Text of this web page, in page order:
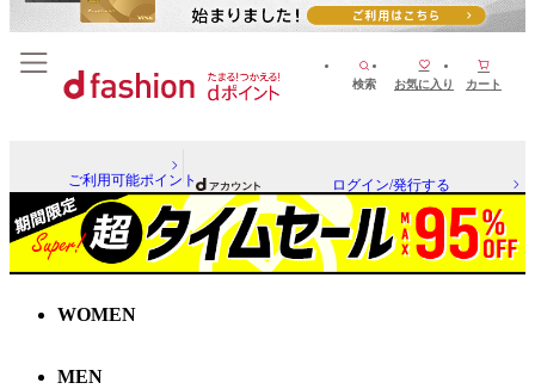
検索 お気に入り カート
ご利用可能ポイント ログイン/発行する
WOMEN
MEN